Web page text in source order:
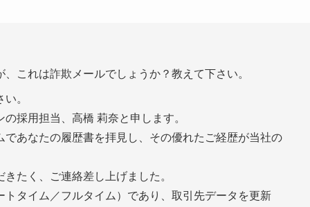
これは詐欺メールでしょうか？教えて下さい。
。
採用担当、高橋 莉奈と申します。
あなたの履歴書を拝見し、その優れたご経歴が当社の
たく、ご連絡差し上げました。
タイム／フルタイム）であり、取引先データを更新